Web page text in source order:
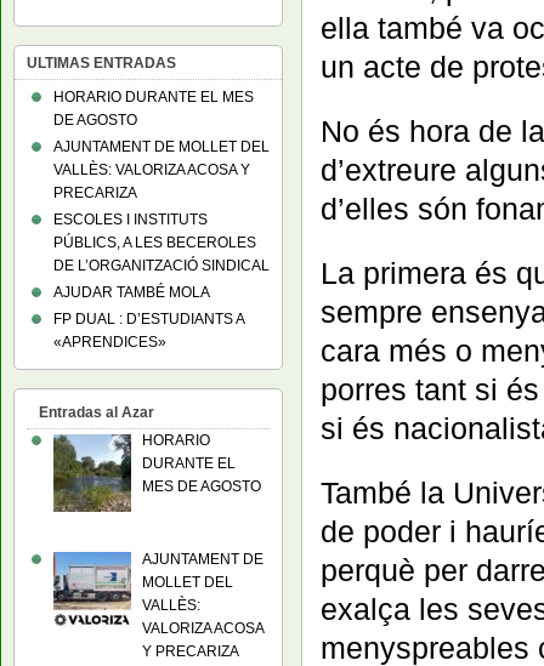
ella també va
un acte de
No és hora de
d’extreure
d’elles són
La primera és
sempre
cara més o
porres tant si
si és
També la
de poder i
perquè per
exalça les
menyspreables
ULTIMAS ENTRADAS
HORARIO DURANTE EL MES
DE AGOSTO
AJUNTAMENT DE MOLLET DEL
VALLÈS: VALORIZA ACOSA Y
PRECARIZA
ESCOLES I INSTITUTS
PÚBLICS, A LES BECEROLES
DE L’ORGANITZACIÓ SINDICAL
AJUDAR TAMBÉ MOLA
FP DUAL : D’ESTUDIANTS A
«APRENDICES»
Entradas al Azar
HORARIO
DURANTE EL
MES DE AGOSTO
AJUNTAMENT DE
MOLLET DEL
VALLÈS:
VALORIZA ACOSA
Y PRECARIZA